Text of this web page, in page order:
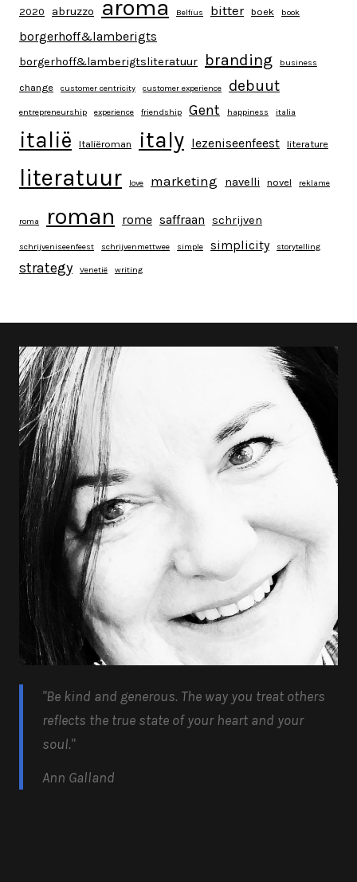
2020 abruzzo aroma Belfius bitter boek book
borgerhoff&lamberigts
borgerhoff&lamberigtsliteratuur branding business
change customer centricity customer experience debuut
entrepreneurship experience friendship Gent happiness italia
italië Italiëroman italy lezeniseenfeest literature
literatuur love marketing navelli novel reklame
roma roman rome saffraan schrijven
schrijveniseenfeest schrijvenmettwee simple simplicity storytelling
strategy Venetië writing
"Be kind and generous. The way you treat others
reflects the true state of your heart and your
soul."
Ann Galland